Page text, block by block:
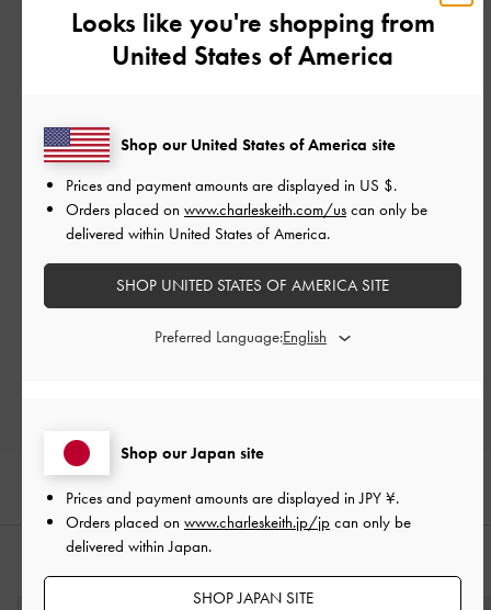
Looks like you're shopping from
United States of America
Shop our Japan site
Prices and payment amounts are displayed inJPY ¥.
Orders placed on www.charleskeith.jp/jp can only be
delivered within Japan.
SHOP JAPAN SITE
Shop our United States of America site
Prices and payment amounts are displayed in US $.
Orders placed on www.charleskeith.com/us can only be
delivered within United States of America.
SHOP UNITED STATES OF AMERICA SITE
Preferred Language: